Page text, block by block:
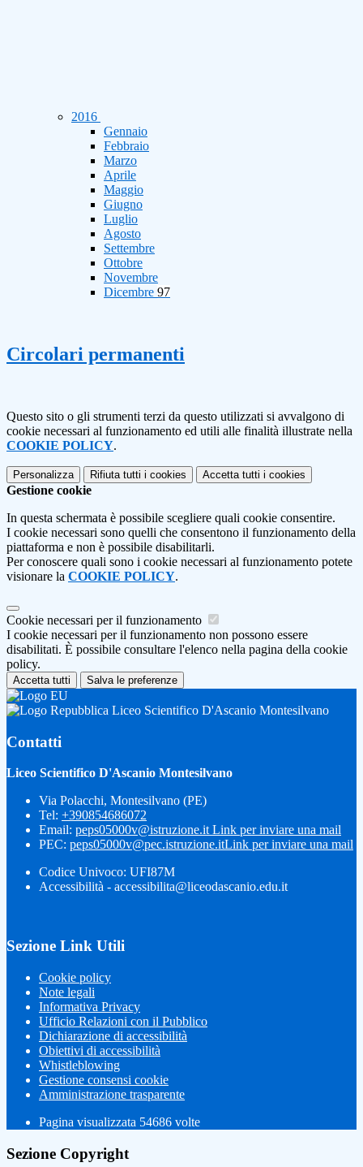
2016
Gennaio
Febbraio
Marzo
Aprile
Maggio
Giugno
Luglio
Agosto
Settembre
Ottobre
Novembre
Dicembre 97
Circolari permanenti
Questo sito o gli strumenti terzi da questo utilizzati si avvalgono di
cookie necessari al funzionamento ed utili alle finalità illustrate nella
COOKIE POLICY.
Personalizza Rifiuta tutti i cookies Accetta tutti i cookies
Gestione cookie
In questa schermata è possibile scegliere quali cookie consentire.
I cookie necessari sono quelli che consentono il funzionamento della
piattaforma e non è possibile disabilitarli.
Per conoscere quali sono i cookie necessari al funzionamento potete
visionare la COOKIE POLICY.
Cookie necessari per il funzionamento
I cookie necessari per il funzionamento non possono essere
disabilitati. È possibile consultare l'elenco nella pagina della cookie
policy.
Accetta tutti Salva le preferenze
Liceo Scientifico D'Ascanio Montesilvano
Contatti
Liceo Scientifico D'Ascanio Montesilvano
Via Polacchi, Montesilvano (PE)
Tel: +390854686072
Email: peps05000v@istruzione.it Link per inviare una mail
PEC: peps05000v@pec.istruzione.itLink per inviare una mail
Codice Univoco: UFI87M
Accessibilità - accessibilita@liceodascanio.edu.it
Sezione Link Utili
Cookie policy
Note legali
Informativa Privacy
Ufficio Relazioni con il Pubblico
Dichiarazione di accessibilità
Obiettivi di accessibilità
Whistleblowing
Gestione consensi cookie
Amministrazione trasparente
Pagina visualizzata 54686 volte
Sezione Copyright